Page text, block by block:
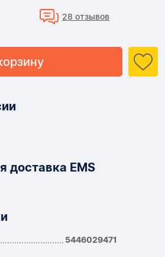
28 отзывов
доставка EMS
5446029471